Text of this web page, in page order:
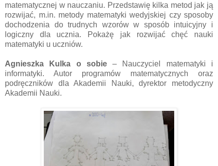
matematycznej w nauczaniu. Przedstawię kilka metod jak ją
rozwijać, m.in. metody matematyki wedyjskiej czy sposoby
dochodzenia do trudnych wzorów w sposób intuicyjny i
logiczny dla ucznia. Pokażę jak rozwijać chęć nauki
matematyki u uczniów.
Agnieszka Kulka o sobie– Nauczyciel matematyki i
informatyki. Autor programów matematycznych oraz
podręczników dla Akademii Nauki, dyrektor metodyczny
Akademii Nauki.